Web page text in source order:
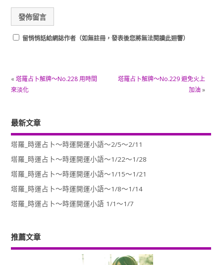
留悄悄話給網誌作者（如無註冊，發表後您將無法閱讀此迴響）
« 塔羅占卜解牌～No.228 用時間
來淡化
塔羅占卜解牌～No.229 避免火上
加油 »
最新文章
塔羅_時運占卜～時運開運小語～2/5～2/11
塔羅_時運占卜～時運開運小語～1/22～1/28
塔羅_時運占卜～時運開運小語～1/15～1/21
塔羅_時運占卜～時運開運小語～1/8～1/14
塔羅_時運占卜～時運開運小語 1/1～1/7
推薦文章